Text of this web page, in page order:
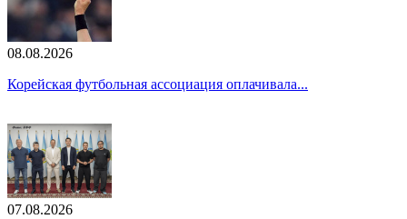
08.08.2026
Корейская футбольная ассоциация оплачивала...
07.08.2026